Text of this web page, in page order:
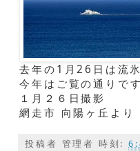
去年の1月26日は流
今年はご覧の通りで
１月２６日撮影
網走市 向陽ヶ丘より
投稿者 管理者 時刻: